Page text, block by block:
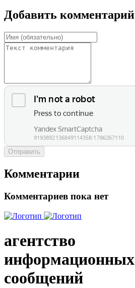
Добавить комментарий
Отправить
Комментарии
Комментариев пока нет
агентство
информационных
сообщений